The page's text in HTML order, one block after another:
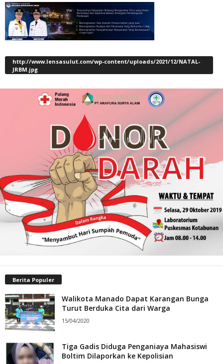
http://www.lensasulut.com/wp-content/uploads/2021/12/NATAL-
JRBM.jpg
Berita Populer
Walikota Manado Dapat Karangan Bunga
Turut Berduka Cita dari Warga
15/04/2020
Tiga Gadis Diduga Penganiaya Mahasiswi
Boltim Dilaporkan ke Kepolisian